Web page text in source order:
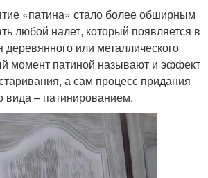
«патина» стало более обширным
любой налет, который появляется в
деревянного или металлического
момент патиной называют и эффект
а сам процесс придания
вида – патинированием.